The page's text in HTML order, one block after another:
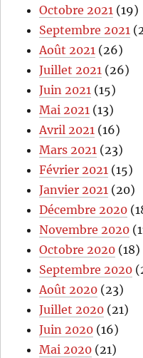
Octobre 2021 (19)
Septembre 2021
Août 2021 (26)
Juillet 2021 (26)
Juin 2021 (15)
Mai 2021 (13)
Avril 2021 (16)
Mars 2021 (23)
Février 2021 (15)
Janvier 2021 (20)
Décembre 2020
Novembre 2020
Octobre 2020 (18)
Septembre 2020
Août 2020 (23)
Juillet 2020 (21)
Juin 2020 (16)
Mai 2020 (21)